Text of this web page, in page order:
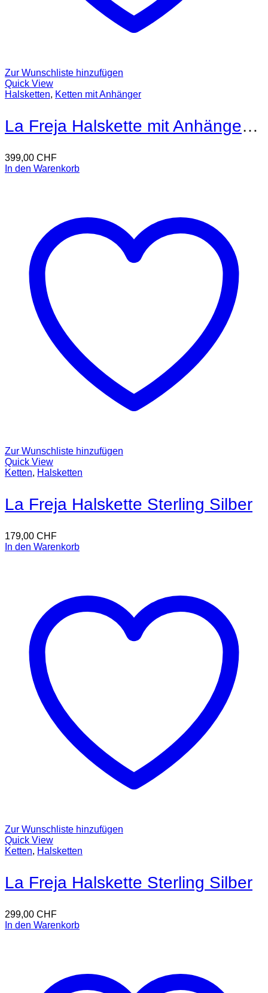
Zur Wunschliste hinzufügen
Quick View
Halsketten, Ketten mit Anhänger
La Freja Halskette mit Anhänger 18kt Gold
399,00 CHF
In den Warenkorb
Zur Wunschliste hinzufügen
Quick View
Ketten, Halsketten
La Freja Halskette Sterling Silber
179,00 CHF
In den Warenkorb
Zur Wunschliste hinzufügen
Quick View
Ketten, Halsketten
La Freja Halskette Sterling Silber
299,00 CHF
In den Warenkorb